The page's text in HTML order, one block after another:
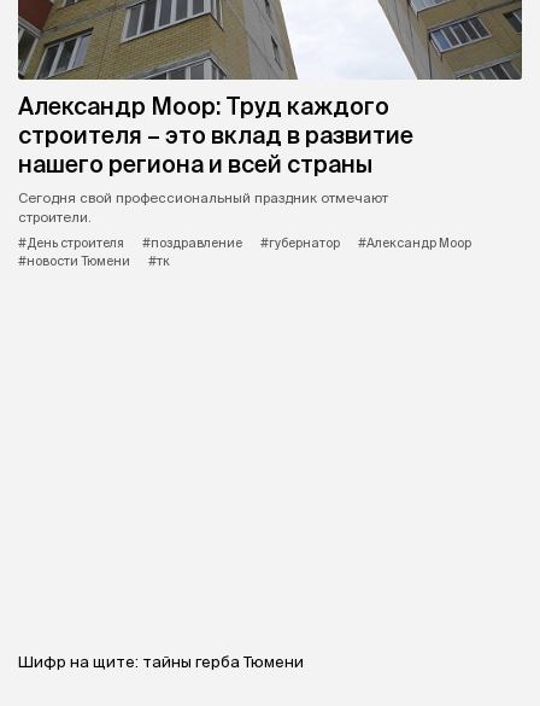
Александр Моор: Труд каждого
строителя – это вклад в развитие
нашего региона и всей страны
Сегодня свой профессиональный праздник отмечают
строители.
#День строителя
#поздравление #губернатор
#Александр Моор
#новости Тюмени
#тк
Шифр на щите: тайны герба Тюмени